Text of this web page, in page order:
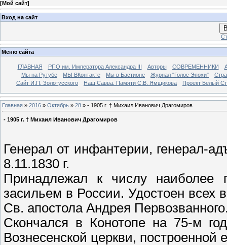
[Мой сайт]
Вход на сайт
Меню сайта
ГЛАВНАЯ РПО им. Императора Александра III Авторы СОВРЕМЕННИКИ
Мы на Рутубе
МЫ ВКонтакте Мы в Бастионе Журнал "Голос Эпохи"
Сайт И.П. Золотусского
Наш Савва. Памяти С.В. Ямщикова Проект Белый
Главная » 2016 » Октябрь » 28 » - 1905 г. † Михаил Иванович Драгомиров
- 1905 г. † Михаил Иванович Драгомиров
Генерал от инфантерии, генерал-
8.11.1830 г.
Принадлежал к числу наиболее
засильем в России. Удостоен всех
Св. апостола Андрея
Скончался в Конотопе на 75-м
Вознесенской церкви, построенной